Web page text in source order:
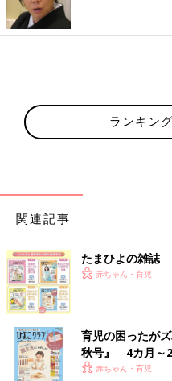
うな症状が見られるときには
食べやすいものにしてあげる
Ｑ まだ暑い時期、お散歩後
などの危険があるので、注意
いなくても、帰宅後にママが
Ｑ この時期、おっぱい以外の
Ａ 授乳時間でなければ湯冷ま
６ケ月のこの時期は、離乳食
では栄養がたりないので、食
出かけやおふろの後で汗をか
うなら、湯冷ましや麦茶など
るだけ飲ませて問題ありませ
ランキン
関連記事
たまひよの雑誌
赤ちゃん・育児
育児の困ったが
秋号』 4カ月～2
いっぱい！
赤ちゃん・育児